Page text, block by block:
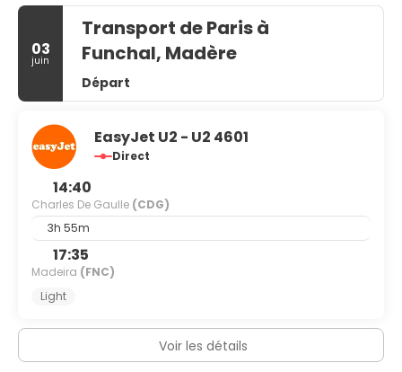
03
juin
Transport de Paris à
Funchal, Madère
Départ
EasyJet U2 - U2 4601
Direct
14:40
Charles De Gaulle (CDG)
3h 55m
17:35
Madeira (FNC)
Light
Voir les détails